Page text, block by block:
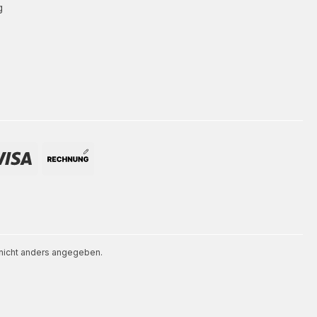
anders angegeben.